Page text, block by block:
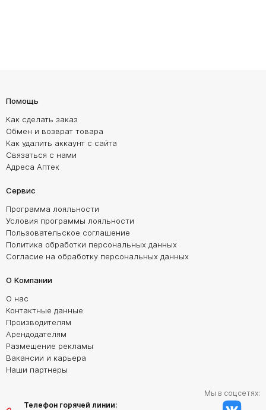
Помощь
Как сделать заказ
Обмен и возврат товара
Как удалить аккаунт с сайта
Связаться с нами
Адреса Аптек
Сервис
Программа лояльности
Условия программы лояльности
Пользовательское соглашение
Политика обработки персональных данных
Согласие на обработку персональных данных
О Компании
О нас
Контактные данные
Производителям
Арендодателям
Размещение рекламы
Вакансии и карьера
Наши партнеры
Телефон горячей линии:
Мы в соцсетях: